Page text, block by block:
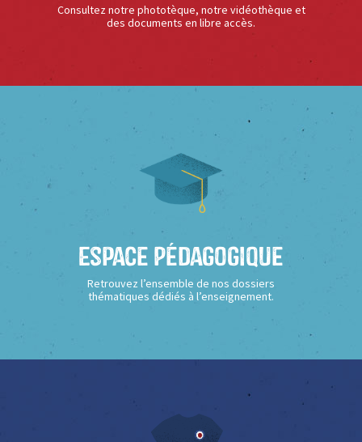
Consultez notre phototèque, notre vidéothèque et
des documents en libre accès.
Espace Pédagogique
Retrouvez l’ensemble de nos dossiers
thématiques dédiés à l’enseignement.